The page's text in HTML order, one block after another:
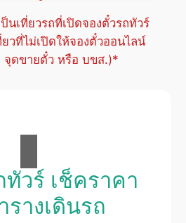
นเที่ยวรถที่เปิดจองตั๋วรถทัวร์
วที่ไม่เปิดให้จองตั๋วออนไลน์
จุดขายตั๋ว หรือ บขส.)*
วร์ เช็คราคา
รางเดินรถ